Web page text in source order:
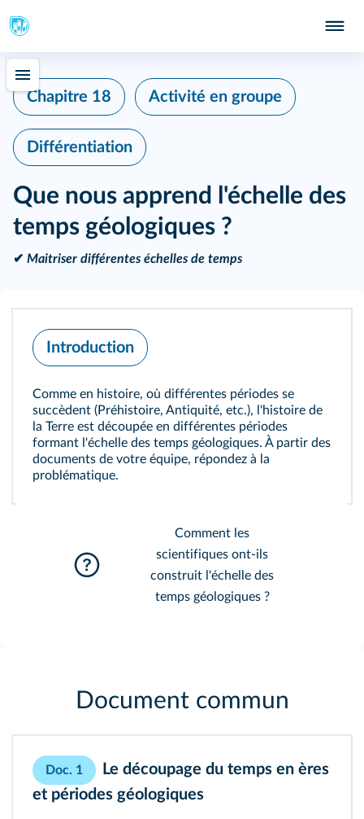
Chapitre 18 Activité en groupe
Différentiation
Que nous apprend l'échelle des
temps géologiques ?
✔ Maitriser différentes échelles de temps
Introduction
Comme en histoire, où différentes périodes se
succèdent (Préhistoire, Antiquité, etc.), l'histoire de
la Terre est découpée en différentes périodes
formant l'échelle des temps géologiques. À partir des
documents de votre équipe, répondez à la
problématique.
Comment les
scientifiques ont-ils
construit l'échelle des
temps géologiques ?
Document commun
Doc. 1
Le découpage du temps en ères
et périodes géologiques